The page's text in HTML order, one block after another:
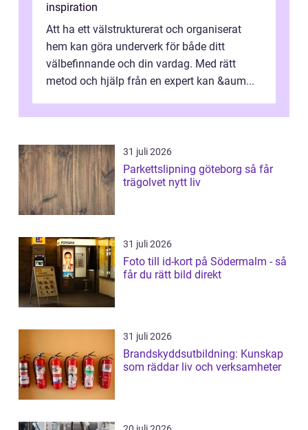
inspiration
Att ha ett välstrukturerat och organiserat
hem kan göra underverk för både ditt
välbefinnande och din vardag. Med rätt
metod och hjälp från en expert kan &aum...
31 juli 2026
Parkettslipning göteborg så får
trägolvet nytt liv
31 juli 2026
Foto till id-kort på Södermalm - så
får du rätt bild direkt
31 juli 2026
Brandskyddsutbildning: Kunskap
som räddar liv och verksamheter